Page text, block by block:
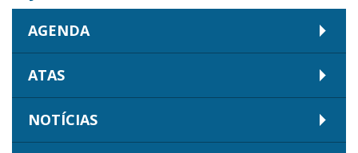
AGENDA
ATAS
NOTÍCIAS